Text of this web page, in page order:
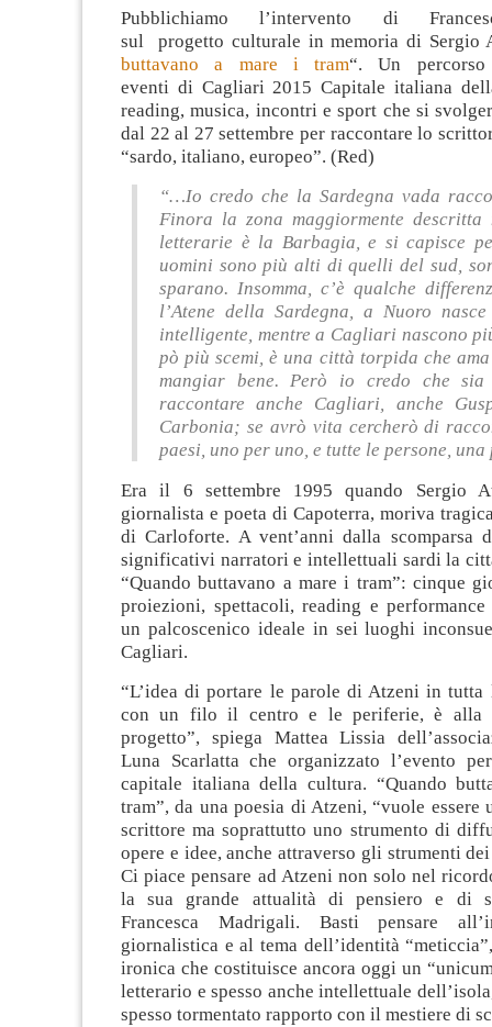
Pubblichiamo l’intervento di
sul progetto culturale in memoria di Sergio
buttavano a mare i tram“. Un
eventi di Cagliari 2015 Capitale italiana
reading, musica, incontri e sport che si
dal 22 al 27 settembre per raccontare lo
“sardo, italiano, europeo”. (Red)
“…Io credo che la Sardegna vada
Finora la zona maggiormente descritta
letterarie è la Barbagia, e si capisce
uomini sono più alti di quelli del sud,
sparano. Insomma, c’è qualche
l’Atene della Sardegna, a Nuoro
intelligente, mentre a Cagliari nascono
pò più scemi, è una città torpida che
mangiar bene.Però io credo che sia
raccontare anche Cagliari, anche
Carbonia; se avrò vita cercherò di
paesi, uno per uno, e tutte le persone, una
Era il 6 settembre 1995 quando Sergio
giornalista e poeta di Capoterra, moriva
di Carloforte. A vent’anni dalla
significativi narratori e intellettuali sardi la
“Quando buttavano a mare i tram”: cinque
proiezioni, spettacoli, reading e
un palcoscenico ideale in sei luoghi
Cagliari.
“L’idea di portare le parole di Atzeni in tutta
con un filo il centro e le periferie, è alla
progetto”, spiega Mattea Lissia
Luna Scarlatta che organizzato l’evento
capitale italiana della cultura. “Quando
tram”, da una poesia di Atzeni, “vuole essere
scrittore ma soprattutto uno strumento di
opere e idee, anche attraverso gli strumenti
Ci piace pensare ad Atzeni non solo nel
la sua grande attualità di pensiero e di
Francesca Madrigali. Basti pensare
giornalistica e al tema dell’identità
ironica che costituisce ancora oggi un
letterario e spesso anche intellettuale
spesso tormentato rapporto con il mestiere di